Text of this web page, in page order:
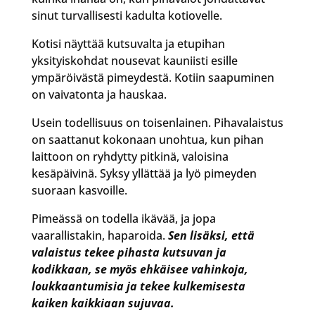
sinut turvallisesti kadulta kotiovelle.
Kotisi näyttää kutsuvalta ja etupihan
yksityiskohdat nousevat kauniisti esille
ympäröivästä pimeydestä. Kotiin saapuminen
on vaivatonta ja hauskaa.
Usein todellisuus on toisenlainen. Pihavalaistus
on saattanut kokonaan unohtua, kun pihan
laittoon on ryhdytty pitkinä, valoisina
kesäpäivinä. Syksy yllättää ja lyö pimeyden
suoraan kasvoille.
Pimeässä on todella ikävää, ja jopa
vaarallistakin, haparoida.Sen lisäksi, että
valaistus tekee pihasta kutsuvan ja
kodikkaan, se myös ehkäisee vahinkoja,
loukkaantumisia ja tekee kulkemisesta
kaiken kaikkiaan sujuvaa.